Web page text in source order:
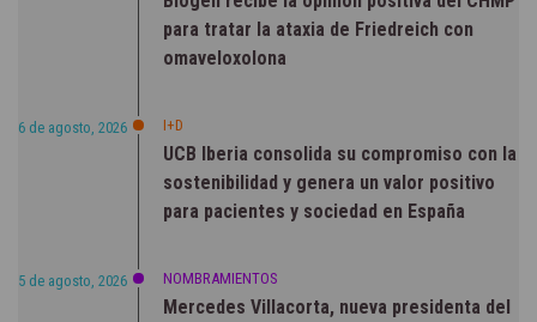
para tratar la ataxia de Friedreich con
omaveloxolona
6 de agosto, 2026 I+D
UCB Iberia consolida su compromiso con la
sostenibilidad y genera un valor positivo
para pacientes y sociedad en España
5 de agosto, 2026 NOMBRAMIENTOS
Mercedes Villacorta, nueva presidenta del